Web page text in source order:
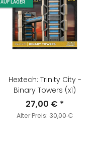
AUF LAGER
Hextech: Trinity City -
Binary Towers (x1)
27,00 € *
Alter Preis: 30,00 €